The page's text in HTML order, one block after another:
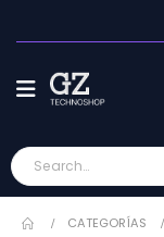
CATEGORÍAS